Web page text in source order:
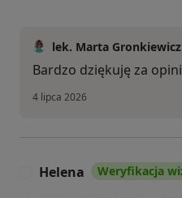
lek. Marta Gronkiewicz
Bardzo dziękuję za
4 lipca 2026
Helena Weryfikacja